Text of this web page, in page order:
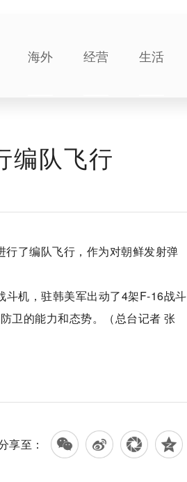
海外 经营 生活
编队飞行
了编队飞行，作为对朝鲜发射弹
机，驻韩美军出动了4架F-16战斗
卫的能力和态势。（总台记者 张
享至：